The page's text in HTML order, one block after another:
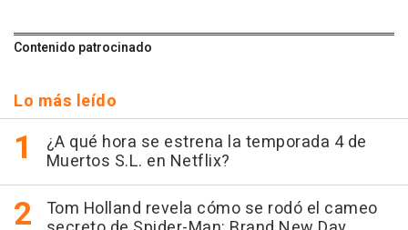
Contenido patrocinado
Lo más leído
¿A qué hora se estrena la temporada 4 de
Muertos S.L. en Netflix?
Tom Holland revela cómo se rodó el cameo